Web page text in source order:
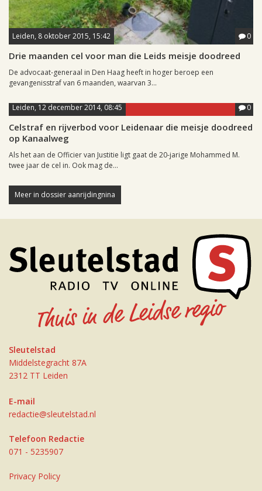
Leiden, 8 oktober 2015, 15:42 0
Drie maanden cel voor man die Leids meisje doodreed
De advocaat-generaal in Den Haag heeft in hoger beroep een
gevangenisstraf van 6 maanden, waarvan 3...
Leiden, 12 december 2014, 08:45 0
Celstraf en rijverbod voor Leidenaar die meisje doodreed
op Kanaalweg
Als het aan de Officier van Justitie ligt gaat de 20-jarige Mohammed M.
twee jaar de cel in. Ook mag de...
Meer in dossier aanrijdingnina
Sleutelstad
Middelstegracht 87A
2312 TT Leiden
E-mail
redactie@sleutelstad.nl
Telefoon Redactie
071 - 5235907
Privacy Policy